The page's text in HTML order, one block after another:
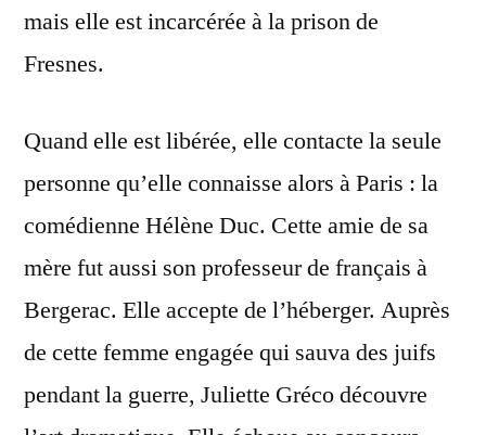
mais elle est incarcérée à la prison de
Fresnes.
Quand elle est libérée, elle contacte la seule
personne qu’elle connaisse alors à Paris : la
comédienne Hélène Duc. Cette amie de sa
mère fut aussi son professeur de français à
Bergerac. Elle accepte de l’héberger. Auprès
de cette femme engagée qui sauva des juifs
pendant la guerre, Juliette Gréco découvre